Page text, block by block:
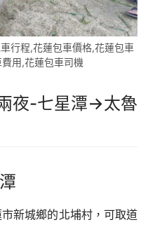
行程,花蓮包車價格,花蓮包車
用,花蓮包車司機
夜-七星潭→太魯
新城鄉的北埔村，可取道